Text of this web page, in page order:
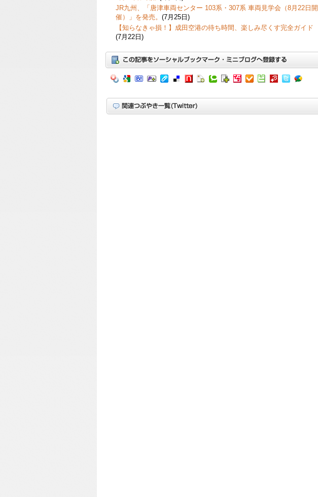
JR九州、「唐津車両センター 103系・307系 車両見学会（8月22日開
催）」を発売。 (7月25日)
【知らなきゃ損！】成田空港の待ち時間、楽しみ尽くす完全ガイド
(7月22日)